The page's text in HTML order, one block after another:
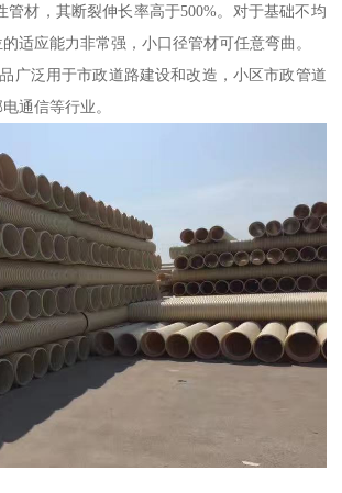
管材，其断裂伸长率高于500%。对于基础不均
适应能力非常强，小口径管材可任意弯曲。
广泛用于市政道路建设和改造，小区市政管道
通信等行业。